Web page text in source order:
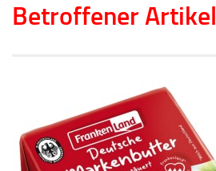
Betroffener Artikel